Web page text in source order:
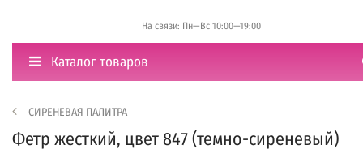
На связи: Пн—Вс 10:00—19:00
Каталог товаров
СИРЕНЕВАЯ ПАЛИТРА
Фетр жесткий, цвет 847 (темно-сиреневый)